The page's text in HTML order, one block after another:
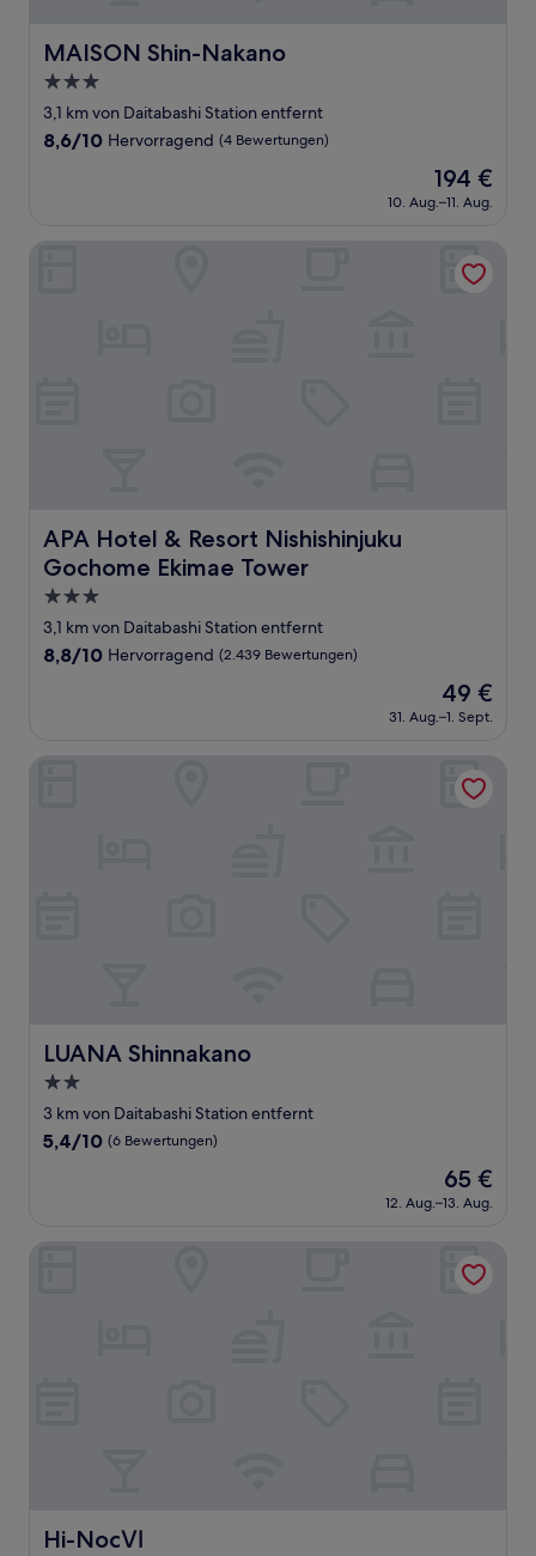
MAISON Shin-Nakano
MAISON Shin-Nakano
3.0-
Sterne-
Unterkunft
3,1 km von Daitabashi Station entfernt
8.6
Bewertungen)
8,6/10 Hervorragend (4 Bewertungen)
Der
Preis
beträgt
194 €
10. Aug.–11. Aug.
APA Hotel & Resort Nishishinjuku
Gochome Ekimae Tower
APA Hotel & Resort Nishishinjuku Gochome Ekimae
3.0-
Sterne-
Unterkunft
3,1 km von Daitabashi Station entfernt
8.8
Bewertungen)
8,8/10 Hervorragend (2.439 Bewertungen)
Der
Preis
beträgt
49 €
31. Aug.–1. Sept.
APA Hotel & Resort Nishishinjuku Gochome Ekimae Tower
LUANA Shinnakano
LUANA Shinnakano
2.0-
Sterne-
Unterkunft
3 km von Daitabashi Station entfernt
5.4
5,4/10 (6 Bewertungen)
Der
Preis
beträgt
65 €
12. Aug.–13. Aug.
Hi-NocⅥ
Hi-NocⅥ